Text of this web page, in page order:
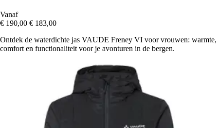
Vanaf
€ 190,00 € 183,00
Ontdek de waterdichte jas VAUDE Freney VI voor vrouwen: warmte,
comfort en functionaliteit voor je avonturen in de bergen.